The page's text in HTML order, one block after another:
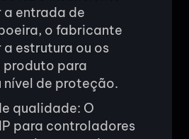
entrada de
o fabricante
estrutura ou os
para
nível de proteção.
qualidade: O
para controladores